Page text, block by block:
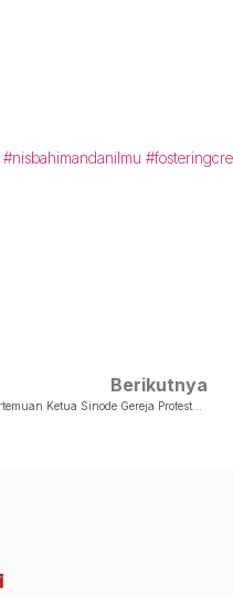
#nisbahimandanilmu
Berikutnya
Pertemuan Ketua Sinode Gereja Protestan Indonesia Luwu (GPIL) Dengan Fakultas Teologi UKSW